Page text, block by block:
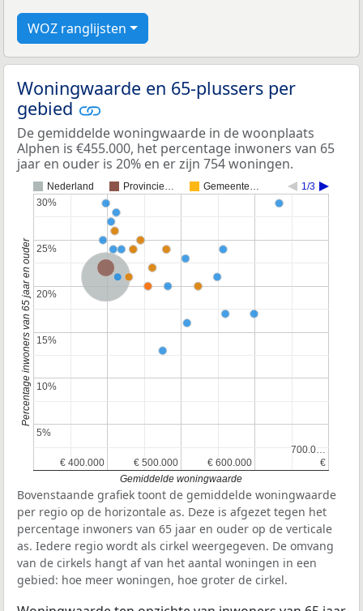
WOZ ranglijsten
Woningwaarde en 65-plussers per
gebied
De gemiddelde woningwaarde in de woonplaats
Alphen is €455.000, het percentage inwoners van 65
jaar en ouder is 20% en er zijn 754 woningen.
Nederland Provincie… Gemeente… 1/3
Nederland
Provincie Gelderland
€ 400.000
€ 400.000 € 500.000
€ 500.000 € 600.000
€ 600.000 €
€
700.0…
700.0…
5%
5%
10%
10%
15%
15%
20%
20%
25%
25%
30%
30%
Gemiddelde woningwaarde
Percentage inwoners van 65 jaar en ouder
Bovenstaande grafiek toont de gemiddelde woningwaarde
per regio op de horizontale as. Deze is afgezet tegen het
percentage inwoners van 65 jaar en ouder op de verticale
as. Iedere regio wordt als cirkel weergegeven. De omvang
van de cirkels hangt af van het aantal woningen in een
gebied: hoe meer woningen, hoe groter de cirkel.